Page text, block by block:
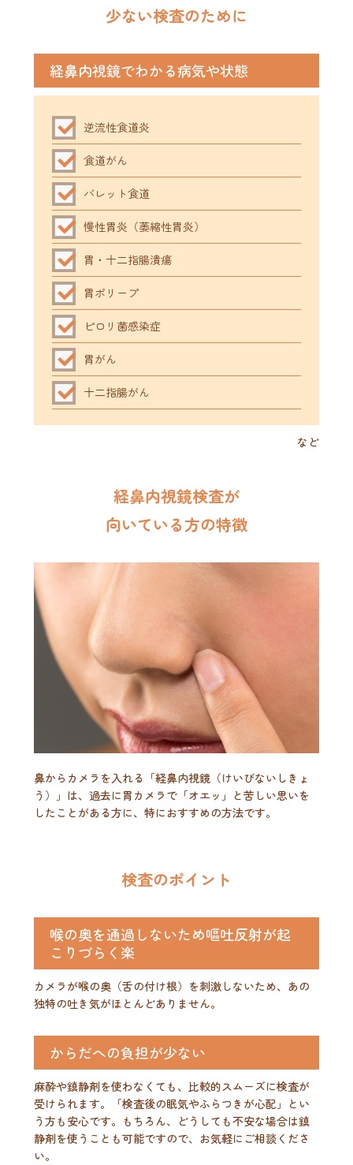
少ない検査のために
経鼻内視鏡でわかる病気や状態
逆流性食道炎
食道がん
バレット食道
慢性胃炎（萎縮性胃炎）
胃・十二指腸潰瘍
胃ポリープ
ピロリ菌感染症
胃がん
十二指腸がん
など
経鼻内視鏡検査が
向いている方の特徴
鼻からカメラを入れる「経鼻内視鏡（けいびないしきょ
う）」は、過去に胃カメラで「オエッ」と苦しい思いを
したことがある方に、特におすすめの方法です。
検査のポイント
喉の奥を通過しないため嘔吐反射が起
こりづらく楽
カメラが喉の奥（舌の付け根）を刺激しないため、あの
独特の吐き気がほとんどありません。
からだへの負担が少ない
麻酔や鎮静剤を使わなくても、比較的スムーズに検査が
受けられます。「検査後の眠気やふらつきが心配」とい
う方も安心です。もちろん、どうしても不安な場合は鎮
静剤を使うことも可能ですので、お気軽にご相談くださ
い。